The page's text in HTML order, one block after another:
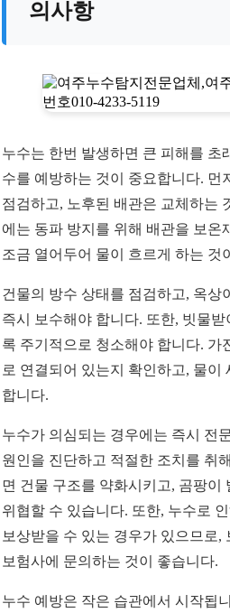
의사항
누수는 한번 발생하면 큰 피해를 초
수를 예방하는 것이 중요합니다. 먼
점검하고, 노후된 배관은 교체하는
에는 동파 방지를 위해 배관을 보온
조금 열어두어 물이 흐르게 하는 것
건물의 방수 상태를 점검하고, 옥상
즉시 보수해야 합니다. 또한, 빗물
록 주기적으로 청소해야 합니다. 가
로 연결되어 있는지 확인하고, 물이
합니다.
누수가 의심되는 경우에는 즉시 전
원인을 진단하고 적절한 조치를 취
면 건물 구조를 약화시키고, 곰팡이
위협할 수 있습니다. 또한, 누수로
보상받을 수 있는 경우가 있으므로,
보험사에 문의하는 것이 좋습니다.
누수 예방은 작은 습관에서 시작됩